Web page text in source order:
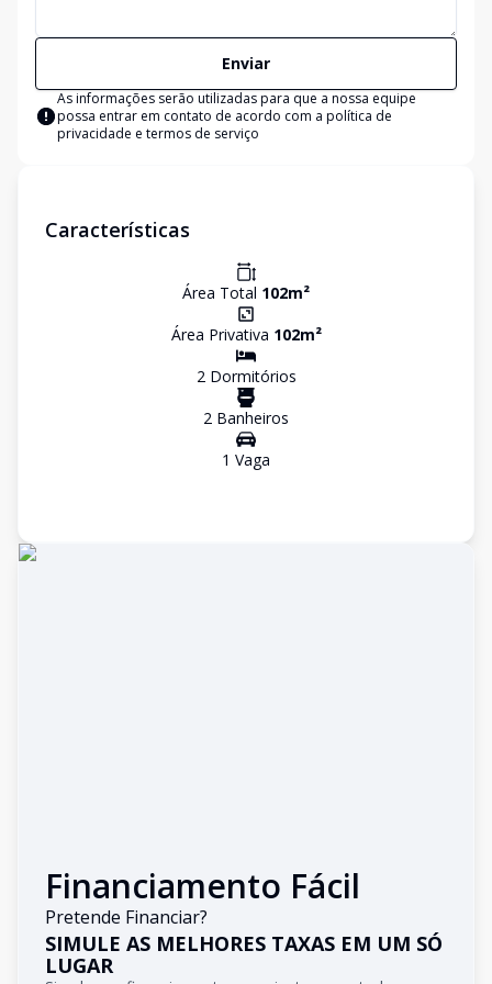
Enviar
As informações serão utilizadas para que a nossa equipe
possa entrar em contato de acordo com a política de
privacidade e termos de serviço
Características
Área Total 102m²
Área Privativa 102m²
2Dormitórios
2 Banheiros
1 Vaga
Financiamento Fácil
Pretende Financiar?
SIMULE AS MELHORES TAXAS EM UM SÓ
LUGAR